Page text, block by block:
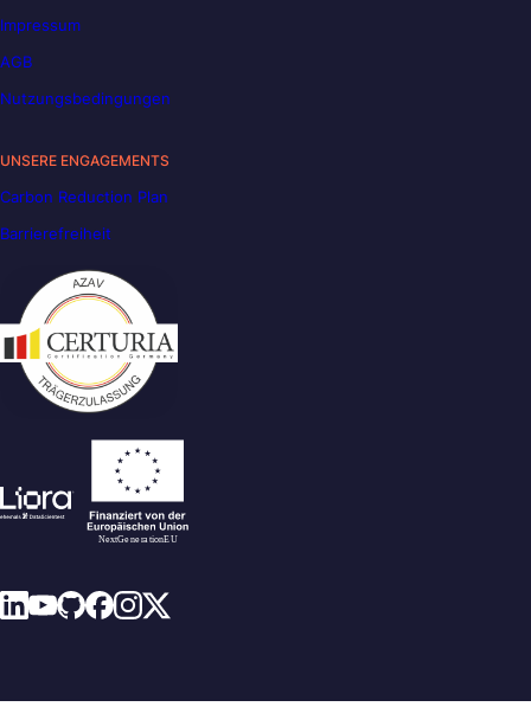
Impressum
AGB
Nutzungsbedingungen
UNSERE ENGAGEMENTS
Carbon Reduction Plan
Barrierefreiheit